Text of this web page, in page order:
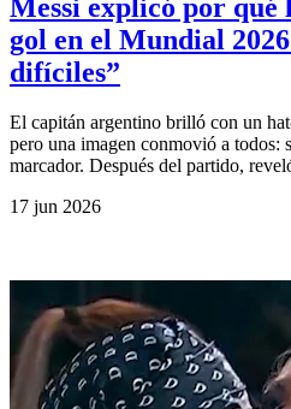
Messi explicó por
gol en el Mundial
difíciles”
El capitán argentino brilló con un
pero una imagen conmovió a todos:
marcador. Después del partido,
17 jun 2026